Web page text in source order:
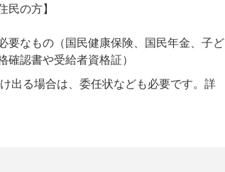
の方】
要なもの（国民健康保険、国民年金、子ど
認書や受給者資格証）
出る場合は、委任状なども必要です。詳